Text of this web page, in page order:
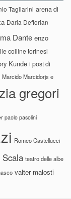
Tagliarini arena di
Daria Deflorian
Dante enzo
colline torinesi
Kunde i post di
Marcido Marcidorjs e
gregori
paolo pasolini
Romeo Castellucci
Scala teatro delle albe
valter malosti